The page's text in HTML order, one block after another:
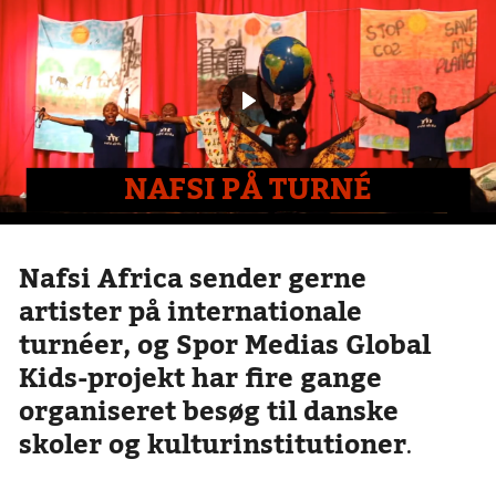
NAFSI PÅ TURNÉ
Nafsi Africa sender gerne
artister på internationale
turnéer, og Spor Medias Global
Kids-projekt har fire gange
organiseret besøg til danske
skoler og kulturinstitutioner.